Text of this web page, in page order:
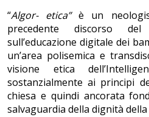
“Algor- etica”è un
precedente discorso
sull’educazione digitale dei
un’area polisemica e
visione etica
sostanzialmente ai principi
chiesa e quindi ancorata
salvaguardia della dignità